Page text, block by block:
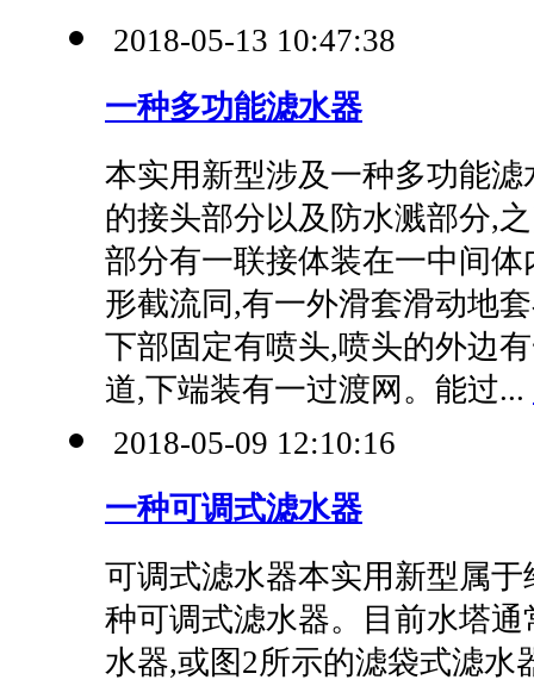
2018-05-13 10:47:38
一种多功能滤水器
本实用新型涉及一种多功能
的接头部分以及防水溅部分,
部分有一联接体装在一中间
形截流同,有一外滑套滑动地
下部固定有喷头,喷头的外边
道,下端装有一过渡网。能过...
2018-05-09 12:10:16
一种可调式滤水器
可调式滤水器本实用新型属
种可调式滤水器。目前水塔
水器,或图2所示的滤袋式滤水